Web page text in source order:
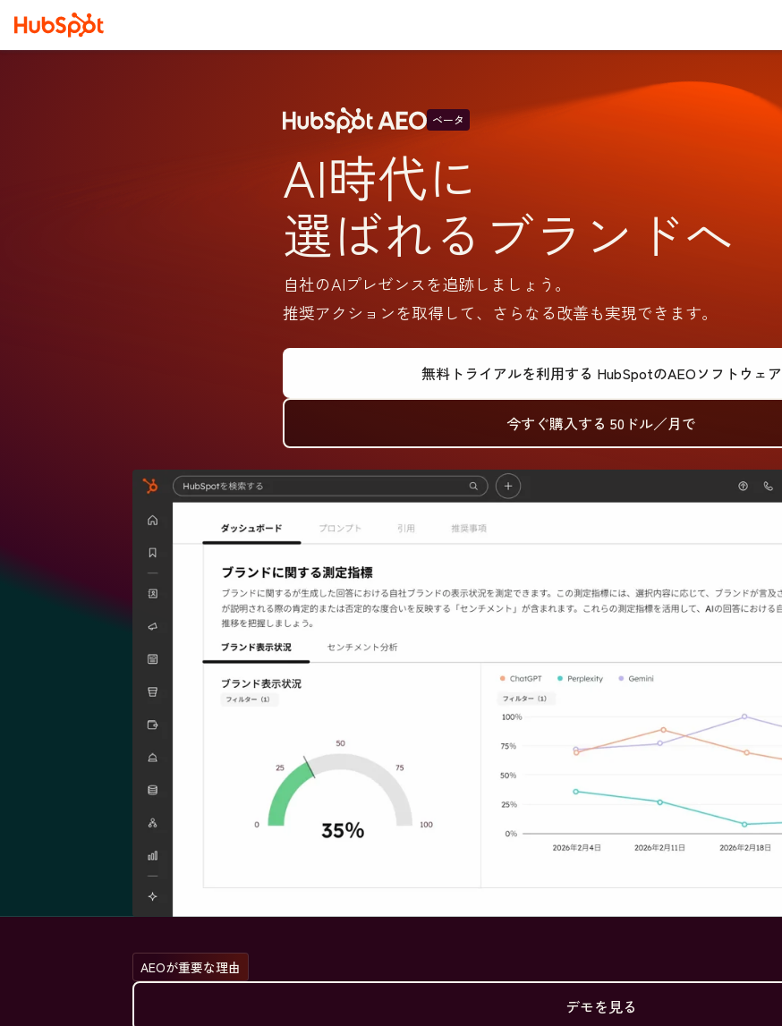
ベータ
AI時代に
選ばれるブランドへ
自社のAIプレゼンスを追跡しましょう。
推奨アクションを取得して、さらなる改善も実現できます。
無料トライアルを利用する HubSpotのAEOソフトウェア
今すぐ購入する 50ドル／月で
AEOが重要な理由
デモを見る